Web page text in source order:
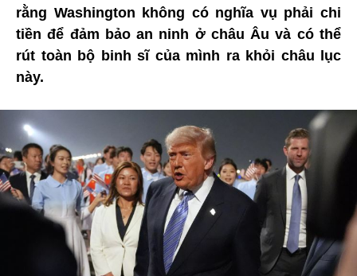
rằng Washington không có nghĩa vụ phải chi
tiền để đảm bảo an ninh ở châu Âu và có thể
rút toàn bộ binh sĩ của mình ra khỏi châu lục
này.